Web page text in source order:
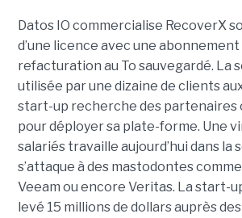
Datos IO commercialise RecoverX
d’une licence avec une
refacturation au To sauvegardé. La
utilisée par une dizaine de clients
start-up recherche des partenaires
pour déployer sa plate-forme. Une
salariés travaille aujourd’hui dans la
s’attaque à des mastodontes
Veeam ou encore Veritas. La start-
levé 15 millions de dollars auprès